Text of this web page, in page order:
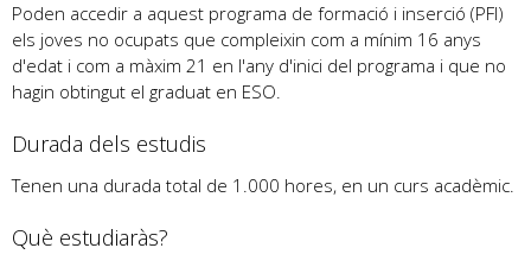
Poden accedir a aquest programa de formació i inserció (PFI)
els joves no ocupats que compleixin com a mínim 16 anys
d'edat i com a màxim 21 en l'any d'inici del programa i que no
hagin obtingut el graduat en ESO.
Durada dels estudis
Tenen una durada total de 1.000 hores, en un curs acadèmic.
Què estudiaràs?